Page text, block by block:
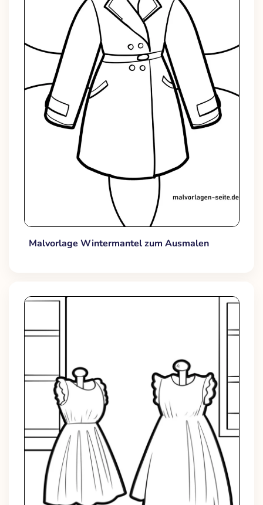
Malvorlage Wintermantel zum Ausmalen